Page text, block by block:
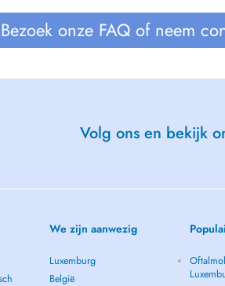
Bezoek onze FAQ of neem
Volg ons en bekijk
We zijn aanwezig
Luxemburg
België